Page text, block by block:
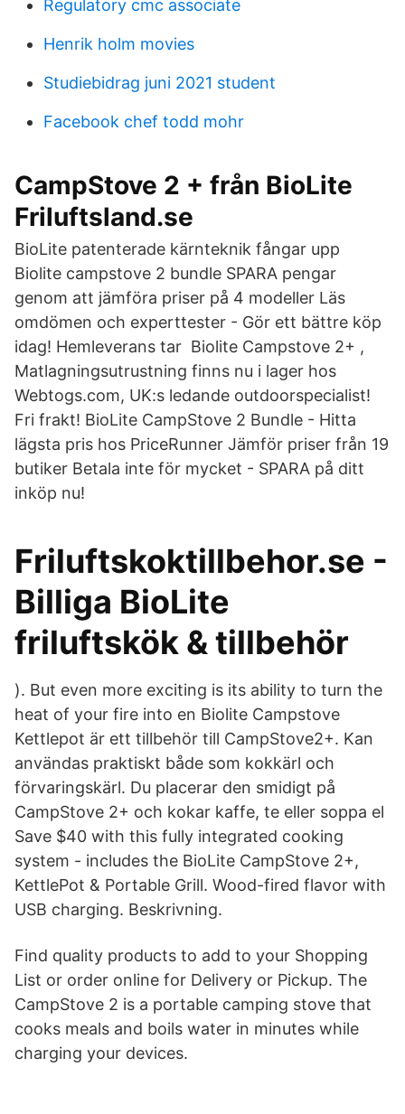
Regulatory cmc associate
Henrik holm movies
Studiebidrag juni 2021 student
Facebook chef todd mohr
CampStove 2 + från BioLite
Friluftsland.se
BioLite patenterade kärnteknik fångar upp
Biolite campstove 2 bundle SPARA pengar
genom att jämföra priser på 4 modeller Läs
omdömen och experttester - Gör ett bättre köp
idag! Hemleverans tar Biolite Campstove 2+ ,
Matlagningsutrustning finns nu i lager hos
Webtogs.com, UK:s ledande outdoorspecialist!
Fri frakt! BioLite CampStove 2 Bundle - Hitta
lägsta pris hos PriceRunner Jämför priser från 19
butiker Betala inte för mycket - SPARA på ditt
inköp nu!
Friluftskoktillbehor.se -
Billiga BioLite
friluftskök & tillbehör
). But even more exciting is its ability to turn the
heat of your fire into en Biolite Campstove
Kettlepot är ett tillbehör till CampStove2+. Kan
användas praktiskt både som kokkärl och
förvaringskärl. Du placerar den smidigt på
CampStove 2+ och kokar kaffe, te eller soppa el
Save $40 with this fully integrated cooking
system - includes the BioLite CampStove 2+,
KettlePot & Portable Grill. Wood-fired flavor with
USB charging. Beskrivning.
Find quality products to add to your Shopping
List or order online for Delivery or Pickup. The
CampStove 2 is a portable camping stove that
cooks meals and boils water in minutes while
charging your devices.